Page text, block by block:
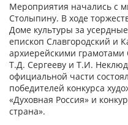
Мероприятия начались с
Столыпину. В ходе
Доме культуры за
епископ Славгородский и
архиерейскими
Т.Д. Сергееву и Т.И.
официальной части
победителей конкурса
«Духовная Россия» и
страна».